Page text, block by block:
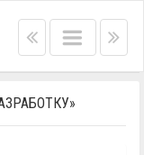
Left
bar
Main
menu
Right
menu
bar